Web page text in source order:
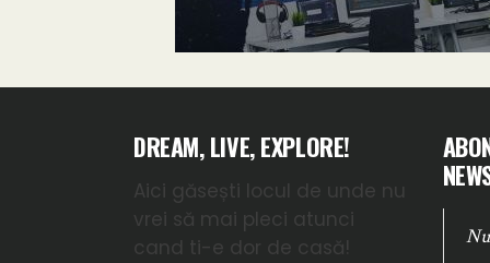
DREAM, LIVE, EXPLORE!
Aici găsești locul de unde nu
vrei să mai pleci atunci
cand ti-e dor de casă!